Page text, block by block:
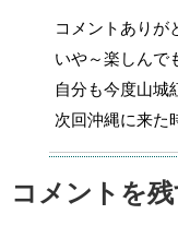
コメントありが
いや～楽しんで
自分も今度山城
次回沖縄に来た
コメントを